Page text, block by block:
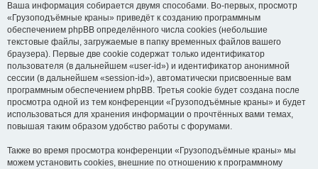
Ваша информация собирается двумя способами. Во-первых, просмотр
«Грузоподъёмные краны» приведёт к созданию программным
обеспечением phpBB определённого числа cookies (небольшие
текстовые файлы, загружаемые в папку временных файлов вашего
браузера). Первые две cookie содержат только идентификатор
пользователя (в дальнейшем «user-id») и идентификатор анонимной
сессии (в дальнейшем «session-id»), автоматически присвоенные вам
программным обеспечением phpBB. Третья cookie будет создана после
просмотра одной из тем конференции «Грузоподъёмные краны» и будет
использоваться для хранения информации о прочтённых вами темах,
повышая таким образом удобство работы с форумами.
Также во время просмотра конференции «Грузоподъёмные краны» мы
можем установить cookies, внешние по отношению к программному